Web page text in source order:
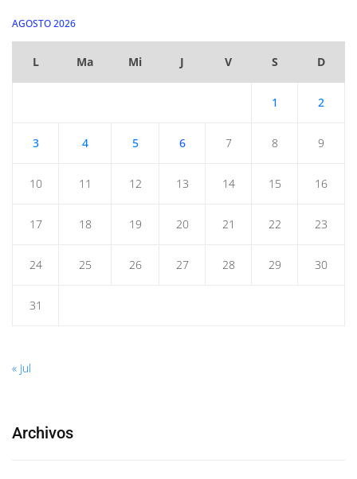
AGOSTO 2026
L Ma Mi J V S D
1 2
3 4 5 6 7 8 9
10 11 12 13 14 15 16
17 18 19 20 21 22 23
24 25 26 27 28 29 30
31
« Jul
Archivos